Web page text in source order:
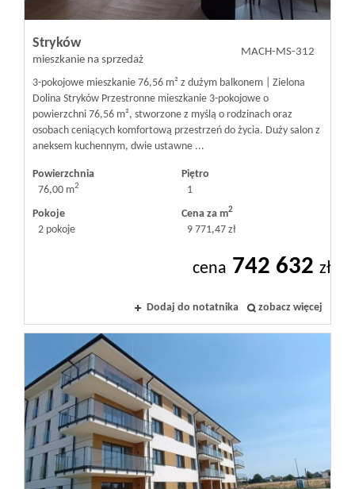
Stryków
mieszkanie na sprzedaż
MACH-MS-312
3-pokojowe mieszkanie 76,56 m² z dużym balkonem | Zielona
Dolina Stryków Przestronne mieszkanie 3-pokojowe o
powierzchni 76,56 m², stworzone z myślą o rodzinach oraz
osobach ceniących komfortową przestrzeń do życia. Duży salon z
aneksem kuchennym, dwie ustawne ...
Powierzchnia
76,00 m2
Piętro
1
Pokoje
2 pokoje
Cena za m2
9 771,47 zł
cena 742 632 zł
Dodaj do notatnika zobacz więcej